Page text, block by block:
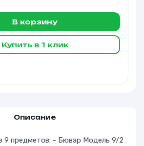
В корзину
Купить в 1 клик
Описание
9 предметов: - Бювар Модель 9/2